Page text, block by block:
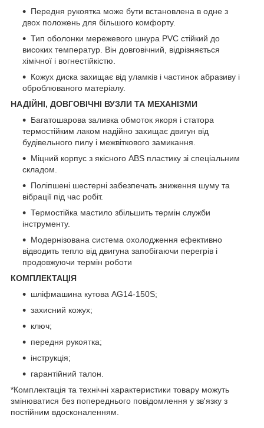
Передня рукоятка може бути встановлена в одне з
двох положень для більшого комфорту.
Тип оболонки мережевого шнура PVC стійкий до
високих температур. Він довговічний, відрізняється
хімічної і вогнестійкістю.
Кожух диска захищає від уламків і частинок абразиву і
оброблюваного матеріалу.
НАДІЙНІ, ДОВГОВІЧНІ ВУЗЛИ ТА МЕХАНІЗМИ
Багатошарова заливка обмоток якоря і статора
термостійким лаком надійно захищає двигун від
будівельного пилу і межвіткового замикання.
Міцний корпус з якісного ABS пластику зі спеціальним
складом.
Поліпшені шестерні забезпечать зниження шуму та
вібрації під час робіт.
Термостійка мастило збільшить термін служби
інструменту.
Модернізована система охолодження ефективно
відводить тепло від двигуна запобігаючи перегрів і
продовжуючи термін роботи
КОМПЛЕКТАЦІЯ
шліфмашина кутова AG14-150S;
захисний кожух;
ключ;
передня рукоятка;
інструкція;
гарантійний талон.
*Комплектація та технічні характеристики товару можуть
змінюватися без попереднього повідомлення у зв'язку з
постійним вдосконаленням.